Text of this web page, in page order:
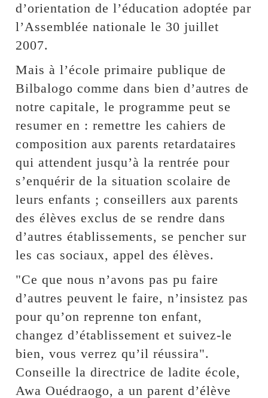
d’orientation de l’éducation adoptée par
l’Assemblée nationale le 30 juillet
2007.
Mais à l’école primaire publique de
Bilbalogo comme dans bien d’autres de
notre capitale, le programme peut se
resumer en : remettre les cahiers de
composition aux parents retardataires
qui attendent jusqu’à la rentrée pour
s’enquérir de la situation scolaire de
leurs enfants ; conseillers aux parents
des élèves exclus de se rendre dans
d’autres établissements, se pencher sur
les cas sociaux, appel des élèves.
"Ce que nous n’avons pas pu faire
d’autres peuvent le faire, n’insistez pas
pour qu’on reprenne ton enfant,
changez d’établissement et suivez-le
bien, vous verrez qu’il réussira".
Conseille la directrice de ladite école,
Awa Ouédraogo, a un parent d’élève